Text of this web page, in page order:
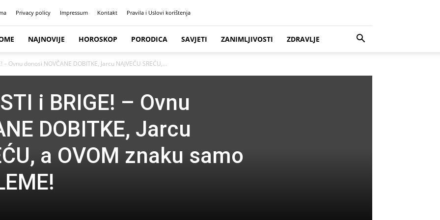
Privacy policy Impressum Kontakt Pravila i Uslovi korištenja
NAJNOVIJE HOROSKOP PORODICA SAVJETI ZANIMLJIVOSTI ZDRAVLJE
– Ovnu donosi NOVČANE DOBITKE, Jarcu NAJVEĆU SREĆU,...
i BRIGE! – Ovnu
DOBITKE, Jarcu
a OVOM znaku samo